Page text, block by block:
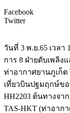
Facebook
Twitter
วันที่ 3 พ.ย.65 เวล
การ 8 ฝ่ายดับเพลิ
ท่าอากาศยานภูเก็
เที่ยวบินปฐมฤกษ์ขอ
HH2203 ต้นทางจ
TAS-HKT (ท่าอาก